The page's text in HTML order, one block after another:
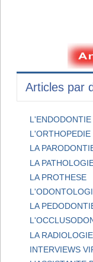
Articles par
L'ENDODONTIE
LA
LA
LA PROTHESE
LA
LA RADIOLOGIE
INTERVIEWS